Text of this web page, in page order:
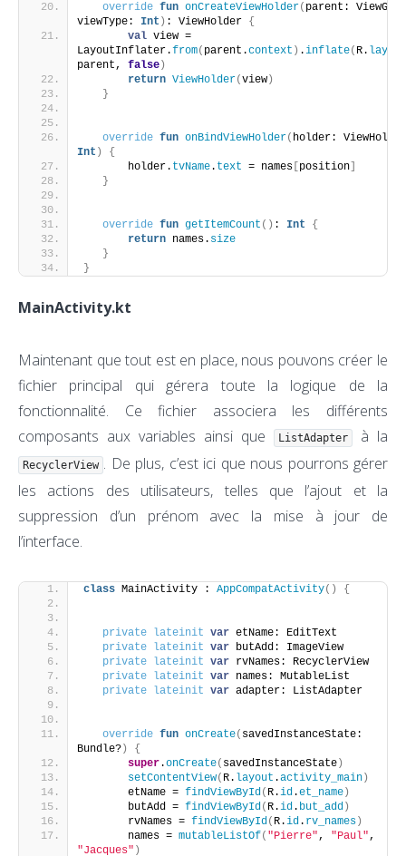
override fun onCreateViewHolder( parent:
viewType: Int ) : ViewHolder {
val view =
LayoutInflater.from( parent.context ) .inflate( R. layout
parent, false )
return ViewHolder(view )
}
override fun onBindViewHolder(
Int )
{
       holder.
tvName. text = names position
}
override fun getItemCount () : Int
{
return names. size
}
}
MainActivity.kt
Maintenant que tout est en place, nous pouvons créer le
fichier principal qui gérera toute la logique de la
fonctionnalité. Ce fichier associera les différents
composants aux variables ainsi que
ListAdapter à la
RecyclerView . De plus, c’est ici que nous pourrons gérer
les actions des utilisateurs, telles que l’ajout et la
suppression d’un prénom avec la mise à jour de
l’interface.
class MainActivity : AppCompatActivity() {
private lateinit var etName: EditText
private
lateinit var butAdd: ImageView
private
lateinit var rvNames: RecyclerView
private
lateinit var names: MutableList
private
lateinit var adapter: ListAdapter
override fun onCreate( savedInstanceState:
Bundle? )
{
super.onCreate( savedInstanceState )
setContentView( R. layout .activity_main )
       etName =
findViewById( R.id.et_name )
       butAdd =
findViewById( R.id. but_add )
       rvNames =
findViewById( R.id. rv_names )
       names =
mutableListOf( "Pierre", "Paul"
"Jacques" )